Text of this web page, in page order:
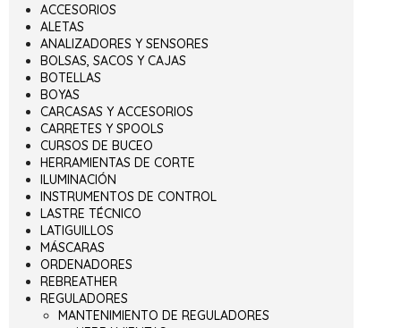
ACCESORIOS
ALETAS
ANALIZADORES Y SENSORES
BOLSAS, SACOS Y CAJAS
BOTELLAS
BOYAS
CARCASAS Y ACCESORIOS
CARRETES Y SPOOLS
CURSOS DE BUCEO
HERRAMIENTAS DE CORTE
ILUMINACIÓN
INSTRUMENTOS DE CONTROL
LASTRE TÉCNICO
LATIGUILLOS
MÁSCARAS
ORDENADORES
REBREATHER
REGULADORES
MANTENIMIENTO DE REGULADORES